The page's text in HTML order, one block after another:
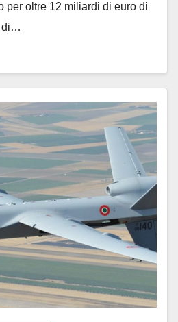
per oltre 12 miliardi di euro di
di…